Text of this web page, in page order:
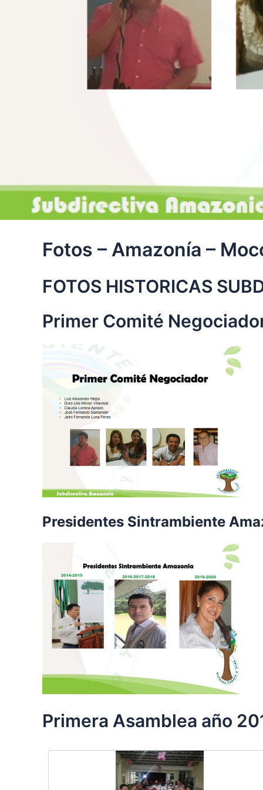
Fotos – Amazonía –
FOTOS HISTORICAS
Primer Comité
Presidentes Sintrambiente
Primera Asamblea año